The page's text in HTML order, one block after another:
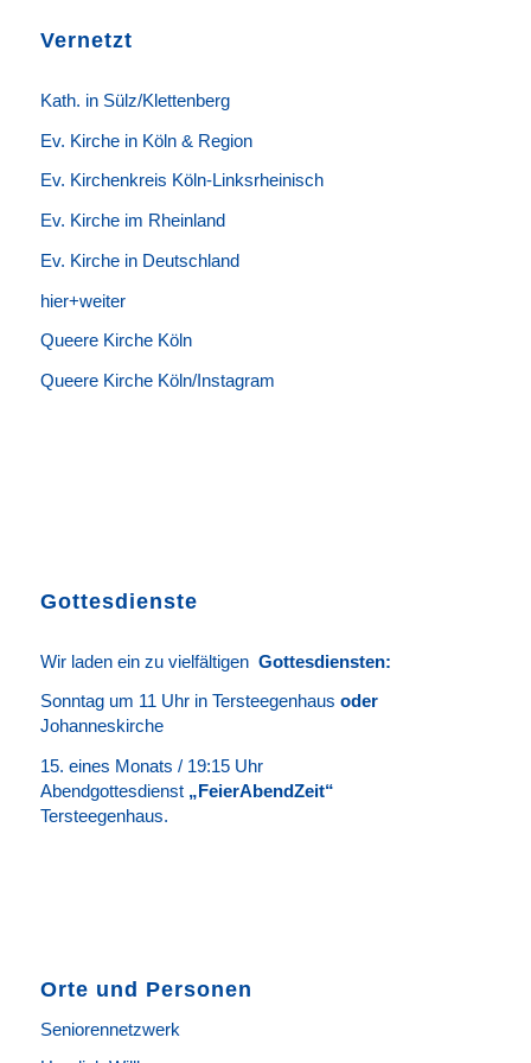
Vernetzt
Kath. in Sülz/Klettenberg
Ev. Kirche in Köln & Region
Ev. Kirchenkreis Köln-Linksrheinisch
Ev. Kirche im Rheinland
Ev. Kirche in Deutschland
hier+weiter
Queere Kirche Köln
Queere Kirche Köln/Instagram
Gottesdienste
Wir laden ein zu vielfältigen Gottesdiensten:
Sonntag um 11 Uhr in Tersteegenhaus oder
Johanneskirche
15. eines Monats / 19:15 Uhr
Abendgottesdienst„FeierAbendZeit“
Tersteegenhaus.
Orte und Personen
Seniorennetzwerk